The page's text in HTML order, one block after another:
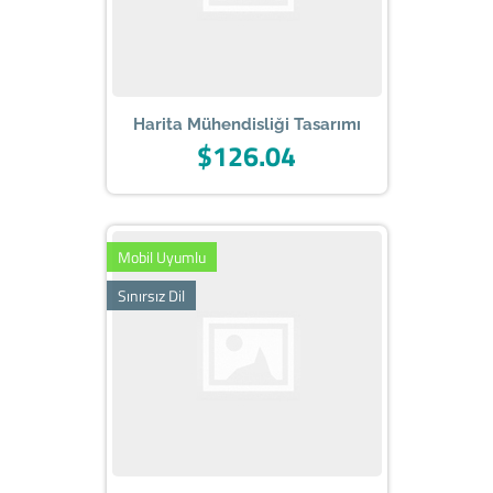
Harita Mühendisliği Tasarımı
$126.04
Mobil Uyumlu
Sınırsız Dil